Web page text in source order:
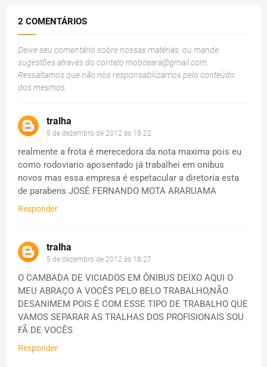
2 COMENTÁRIOS
Deixe seu comentário sobre nossas matérias, ou mande
sugestões através do contato mobceara@gmail.com.
Ressaltamos que não nos responsabilizamos pelo conteúdo
dos mesmos.
tralha
5 de dezembro de 2012 às 18:22
realmente a frota é merecedora da nota maxima pois eu
como rodoviario aposentado já trabalhei em onibus
novos mas essa empresa é espetacular a diretoria esta
de parabens JOSÉ FERNANDO MOTA ARARUAMA
Responder
tralha
5 de dezembro de 2012 às 18:27
O CAMBADA DE VICIADOS EM ÔNIBUS DEIXO AQUI O
MEU ABRAÇO A VOCÊS PELO BELO TRABALHO,NÃO
DESANIMEM POIS É COM ESSE TIPO DE TRABALHO QUE
VAMOS SEPARAR AS TRALHAS DOS PROFISIONAIS SOU
FÃ DE VOCÊS
Responder